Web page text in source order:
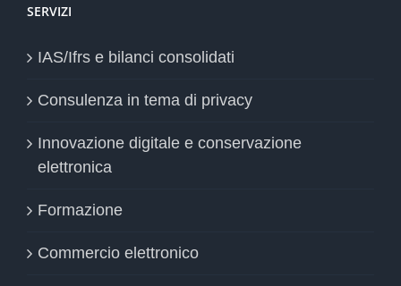
SERVIZI
IAS/Ifrs e bilanci consolidati
Consulenza in tema di privacy
Innovazione digitale e conservazione
elettronica
Formazione
Commercio elettronico